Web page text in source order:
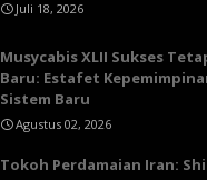
Juli 18, 2026
Musycabis XLII Sukses
Baru: Estafet
Sistem Baru
Agustus 02, 2026
Tokoh Perdamaian Iran: